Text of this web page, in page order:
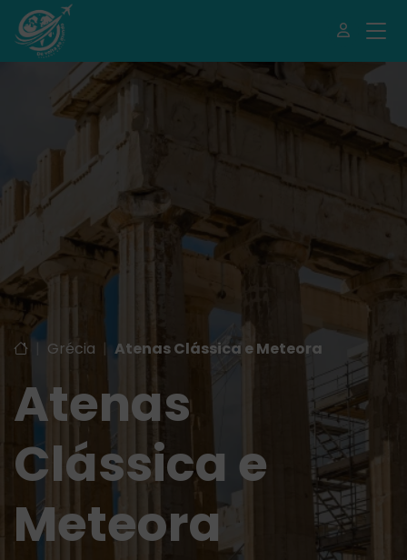
| Grécia | Atenas Clássica e Meteora
Atenas
Clássica e
Meteora